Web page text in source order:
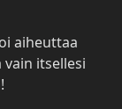
aiheuttaa
itsellesi